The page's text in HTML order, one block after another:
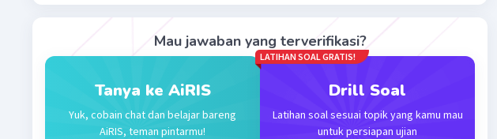
Iklan
Mau jawaban yang terverifikasi?
Tanya ke AiRIS
Yuk, cobain chat dan belajar bareng
AiRIS, teman pintarmu!
LATIHAN SOAL GRATIS!
Drill Soal
Latihan soal sesuai topik yang kamu mau
untuk persiapan ujian